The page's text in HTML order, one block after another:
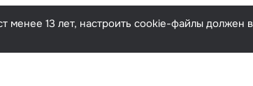
менее 13 лет, настроить cookie-файлы должен